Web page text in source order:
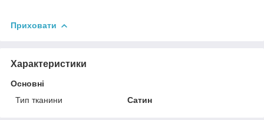
Приховати
Характеристики
Основні
Тип тканини
Сатин